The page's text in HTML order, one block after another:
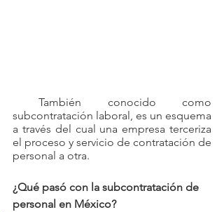
También conocido como
subcontratación laboral, es un esquema
a través del cual una empresa terceriza
el proceso y servicio de contratación de
personal a otra.
¿Qué pasó con la subcontratación de
personal en México?